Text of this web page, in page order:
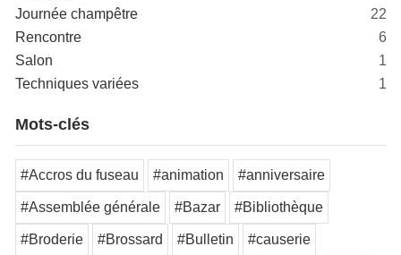
Journée champêtre
22
Rencontre
6
Salon
1
Techniques variées
1
Mots-clés
#Accros du fuseau #animation #anniversaire
#Assemblée générale #Bazar #Bibliothèque
#Broderie #Brossard #Bulletin #causerie